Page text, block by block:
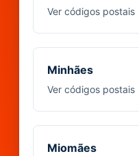
Ver códigos postais
Minhães
Ver códigos postais
Miomães